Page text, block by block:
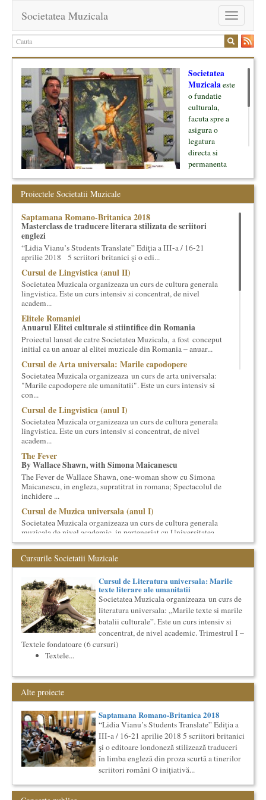
Toggle
navigation
Societatea Muzicala
Societatea
Muzicalaeste
o fundatie
culturala,
facuta spre a
asigura o
legatura
directa si
permanenta
oamenii ei, pe
inceput cu muzica clasica - si de aici numele -, insa acum
dezvoltam proiecte si in alte domenii ale culturii.
Facem management cultural, dezvoltam si administram proiecte
proprii sau preluate, modele si sisteme de finantare, marketing
cultural si consultanta. Organizam concursuri, concerte si
evenimente culturale, private sau publice, tinem cursuri de
cultura generala muzicala, teatrala, filosofica si de alte feluri.
cei care il finantateaza sunt in rubricile de mai jos.
Proiectele Societatii Muzicale
Saptamana Romano-Britanica 2018
Masterclass de traducere literara stilizata de scriitori
englezi
“Lidia Vianu’s Students Translate” Ediția a III-a / 16-21
aprilie 2018 5 scriitori britanici şi o edi...
Cursul de Lingvistica (anul II)
Societatea Muzicala organizeaza un curs de cultura generala
lingvistica. Este un curs intensiv si concentrat, de nivel
academ...
Elitele Romaniei
Anuarul Elitei culturale si stiintifice din Romania
Proiectul lansat de catre Societatea Muzicala, a fost conceput
initial ca un anuar al elitei muzicale din Romania – anuar...
Cursul de Arta universala: Marile capodopere
Societatea Muzicala organizeaza un curs de arta universala:
"Marile capodopere ale umanitatii". Este un curs intensiv si
con...
Cursul de Lingvistica (anul I)
Societatea Muzicala organizeaza un curs de cultura generala
lingvistica. Este un curs intensiv si concentrat, de nivel
academ...
The Fever
By Wallace Shawn, with Simona Maicanescu
The Fever de Wallace Shawn, one-woman show cu Simona
Maicanescu, in engleza, supratitrat in romana; Spectacolul de
inchidere ...
Cursul de Muzica universala (anul I)
Societatea Muzicala organizeaza un curs de cultura generala
muzicala de nivel academic, in parteneriat cu Universitatea
Natio...
Cursul de Cinematografie universala: Marile capodopere
si marii realizatori (anul II)
Societatea Muzicala organizeaza un curs de cultura generala
cinematografica. Este un curs concentrat si intensiv, de nivel
ac...
Cursul de Filosofie generala (anul I)
Societatea Muzicala organizeaza un curs de Filosofie
Generala, de nivel academic, cu durata de doi ani (4 semestre),
impreuna...
Saptamana Romano-Britanica 2017
englezi
Saptamana romano-britanica: 8-13 mai 2017 Sase scriitori
britanici stilizeaza traduceri din proza contemporana
Bucurestiul Cultural Neconventional
(Neconventionaliada)
Competitia proiectelor culturale neconventionale ale
Bucurestiului
Bucurestiul Cultural Neconventional (sau Neconventionaliada
- nume provizoriu) are ca obiectiv prezentarea tuturor
Masterclass vocal cu Lucas Meachem
Cursurile Societatii Muzicale
Cursul de Literatura universala: Marile
texte literare ale umanitatii
Societatea Muzicala organizeaza un curs de
literatura universala: „Marile texte si marile
batalii culturale”. Este un curs intensiv si
concentrat, de nivel academic. Trimestrul I –
Textele fondatoare (6 cursuri)
Textele...
Alte proiecte
Saptamana Romano-Britanica 2018
“Lidia Vianu’s Students Translate” Ediția a
III-a / 16-21 aprilie 2018 5 scriitori britanici
şi o editoare londoneză stilizează traduceri
în limba engleză din proza scurtă a tinerilor
scriitori români O iniţiativă...